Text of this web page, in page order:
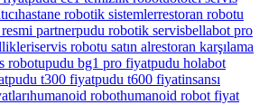
hastane robotik sistemlerrestoran robotu
partnerpudu robotik servisbellabot pro
servis robotu satın alrestoran karşılama
robotupudu bg1 pro fiyatpudu holabot
pudu t300 fiyatpudu t600 fiyatinsansı
humanoid robothumanoid robot fiyat